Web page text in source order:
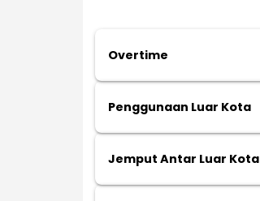
Overtime
Penggunaan Luar Kota
Jemput Antar Luar Kota